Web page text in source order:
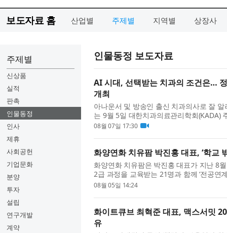
보도자료 홈 산업별 주제별 지역별 상장사
주제별
신상품
실적
판촉
인물동정
인사
제휴
사회공헌
기업문화
분양
투자
설립
연구개발
계약
인물동정 보도자료
AI 시대, 선택받는 치과의 조건은…
개최
아나운서 및 방송인 출신 치과의사로 잘
는 9월 5일 대한치과의료관리학회(KADA)
나선다. 이번 특강은 ‘왜 어떤 치과는 선택
08월 07일 17:30
화양연화 치유팜 박진홍 대표, ‘학교
화양연화 치유팜은 박진홍 대표가 지난 8
2급 과정을 교육받는 21명과 함께 ‘전공연
다. 우석대학교에서 기획해 운영 중인 이
08월 05일 14:24
화이트큐브 최혁준 대표, 맥스서밋
유